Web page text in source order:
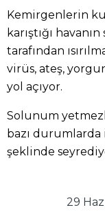
Kemirgenlerin
karıştığı
tarafından
virüs, ateş,
yol açıyor.
Solunum
bazı
şeklinde
29